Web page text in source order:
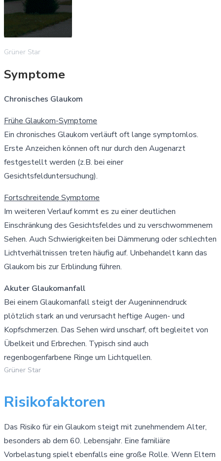
Grüner Star
Symptome
Chronisches Glaukom
Frühe Glaukom-Symptome
Ein chronisches Glaukom verläuft oft lange symptomlos.
Erste Anzeichen können oft nur durch den Augenarzt
festgestellt werden (z.B. bei einer
Gesichtsfelduntersuchung).
Fortschreitende Symptome
Im weiteren Verlauf kommt es zu einer deutlichen
Einschränkung des Gesichtsfeldes und zu verschwommenem
Sehen. Auch Schwierigkeiten bei Dämmerung oder schlechten
Lichtverhältnissen treten häufig auf. Unbehandelt kann das
Glaukom bis zur Erblindung führen.
Akuter Glaukomanfall
Bei einem Glaukomanfall steigt der Augeninnendruck
plötzlich stark an und verursacht heftige Augen- und
Kopfschmerzen. Das Sehen wird unscharf, oft begleitet von
Übelkeit und Erbrechen. Typisch sind auch
regenbogenfarbene Ringe um Lichtquellen.
Grüner Star
Risikofaktoren
Das Risiko für ein Glaukom steigt mit zunehmendem Alter,
besonders ab dem 60. Lebensjahr. Eine familiäre
Vorbelastung spielt ebenfalls eine große Rolle. Wenn Eltern